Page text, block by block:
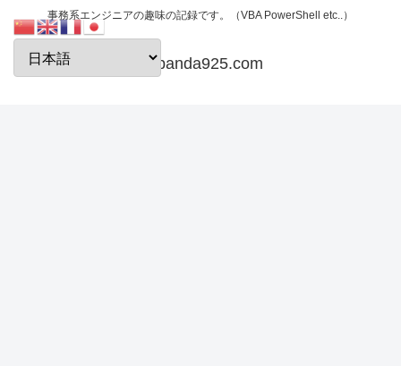
事務系エンジニアの趣味の記録です。（VBA PowerShell etc..）
papanda925.com